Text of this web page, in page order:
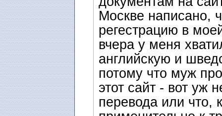
Москве написано,
регестрацию в
вчера у меня
английскую и
потому что муж
этот сайт - вот уж
перевода или что,